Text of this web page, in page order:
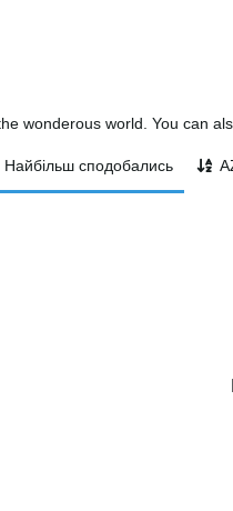
wonderous world. You can
Найбільш сподобались